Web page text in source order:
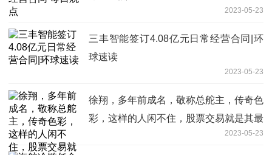
2023-05-23
三丰智能签订4.08亿元日常经营合同|环
球速读
2023-05-23
徐翔，多年前成名，敬称总舵主，传奇色
彩，这样的人闲不住，股票交易就是其最
2023-05-23